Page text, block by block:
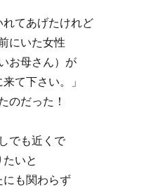
てあげたけれど
にいた女性
お母さん）が
て下さい。」
のだった！
でも近くで
いと
にも関わらず